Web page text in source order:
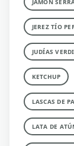
JEREZ TÍO
JUDÍAS
KETCHUP
LASCAS DE
LATA DE